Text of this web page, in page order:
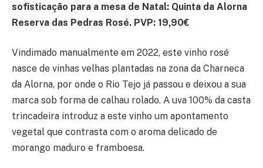
sofisticação para a mesa de Natal: Quinta da Alorna
Reserva das Pedras Rosé. PVP: 19,90€
Vindimado manualmente em 2022, este vinho rosé
nasce de vinhas velhas plantadas na zona da Charneca
da Alorna, por onde o Rio Tejo já passou e deixou a sua
marca sob forma de calhau rolado. A uva 100% da casta
trincadeira introduz a este vinho um apontamento
vegetal que contrasta com o aroma delicado de
morango maduro e framboesa.